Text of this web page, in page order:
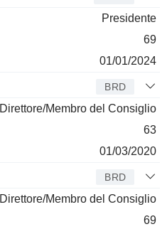
Presidente
69
01/01/2024
BRD
Direttore/Membro del Consiglio
63
01/03/2020
BRD
Direttore/Membro del Consiglio
69